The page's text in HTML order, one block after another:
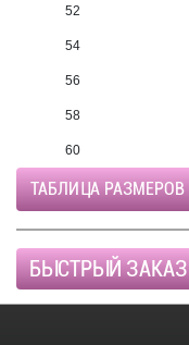
52
54
56
58
60
ТАБЛИЦА РАЗМЕРОВ
БЫСТРЫЙ ЗАКАЗ